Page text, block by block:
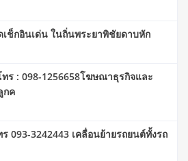
ช็กอินเด่น ในถิ่นพระยาพิชัยดาบหัก
ร : 098-1256658โฆษณาธุรกิจและ
กค
093-3242443 เคลื่อนย้ายรถยนต์ทั้งรถ